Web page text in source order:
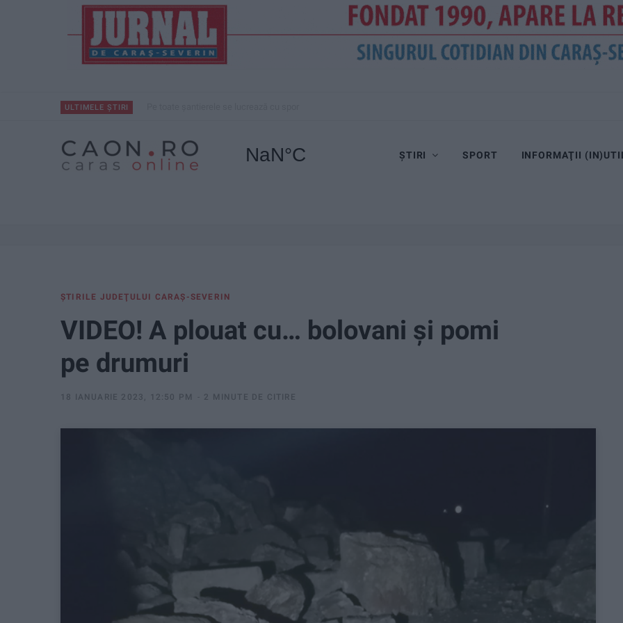
ULTIMELE ȘTIRI
ȘTIRI SPORT INFORMAŢII
ŞTIRILE JUDEŢULUI CARAŞ-SEVERIN
VIDEO! A plouat cu… bolovani și pomi
pe drumuri
18 IANUARIE 2023, 12:50 PM 2 MINUTE DE CITIRE